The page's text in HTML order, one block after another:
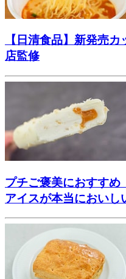
【日清食品】新発売
店監修
プチご褒美におすすめ
アイスが本当においし